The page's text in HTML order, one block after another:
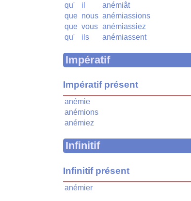
qu'
il
anémiât
que nous anémiassions
que vous anémiassiez
qu'
ils anémiassent
Impératif
Impératif présent
anémie
anémions
anémiez
Infinitif
Infinitif présent
anémier